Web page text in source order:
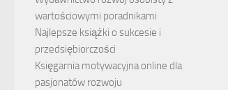
wartościowymi poradnikami
Najlepsze książki o sukcesie i
przedsiębiorczości
Księgarnia motywacyjna online dla
pasjonatów rozwoju